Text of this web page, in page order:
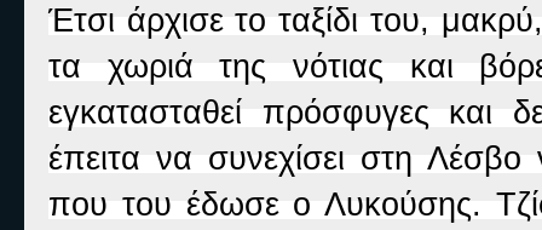
Έτσι άρχισε το ταξίδι του,
τα χωριά της νότιας και
εγκατασταθεί πρόσφυγες και
έπειτα να συνεχίσει στη
που του έδωσε ο Λυκούσης.